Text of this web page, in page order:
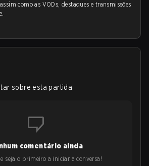
como as VODs, destaques e transmissões
sobre esta partida
comentário ainda
seja o primeiro a iniciar a conversa!